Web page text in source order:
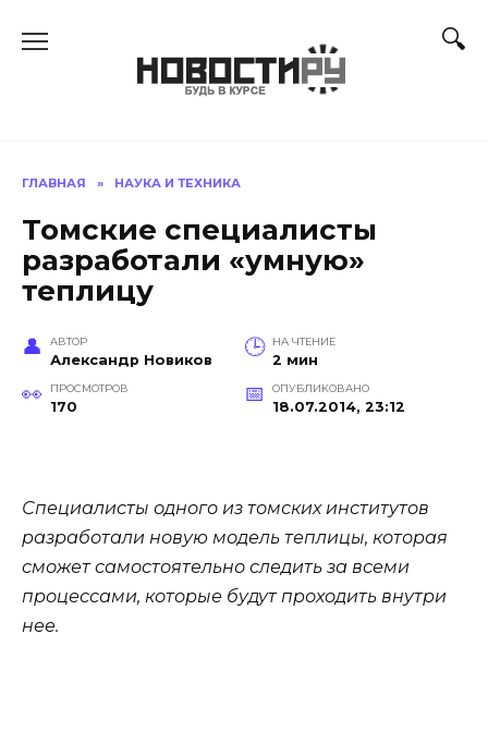
ГЛАВНАЯ » НАУКА И ТЕХНИКА
Томские специалисты
разработали «умную»
теплицу
АВТОР
Александр Новиков
НА ЧТЕНИЕ
2 мин
ПРОСМОТРОВ
170
ОПУБЛИКОВАНО
18.07.2014, 23:12
Специалисты одного из томских институтов
разработали новую модель теплицы, которая
сможет самостоятельно следить за всеми
процессами, которые будут проходить внутри
нее.